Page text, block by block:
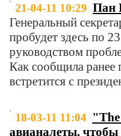
21-04-11 10:29 Пан
Генеральный
пробудет здесь по
руководством
Как сообщила
встретится с
18-03-11 11:04
авианалеты, чтобы